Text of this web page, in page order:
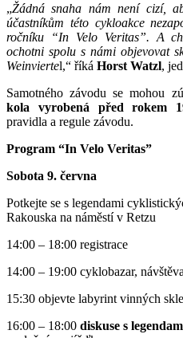
„Žádná snaha nám není cizí,
účastníkům této cykloakce
ročníku “In Velo Veritas”. A
ochotni spolu s námi objevovat
Weinviertel,“ říká Horst Watzl,
Samotného závodu se mohou
kola vyrobená před rokem
pravidla a regule závodu.
Program “In Velo Veritas”
Sobota 9. června
Potkejte se s legendami
Rakouska na náměstí v Retzu
14:00 – 18:00 registrace
14:00 – 19:00 cyklobazar,
15:30 objevte labyrint vinných
16:00 – 18:00 diskuse s